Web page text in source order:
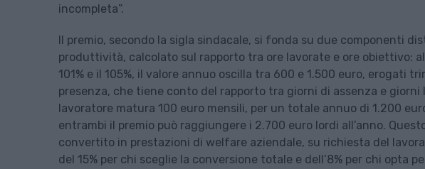
incompleta”.
Il premio, secondo la sigla sindacale, si fonda su due componenti
produttività, calcolato sul rapporto tra ore lavorate e ore obiettivo:
101% e il 105%, il valore annuo oscilla tra 600 e 1.500 euro, erogati
presenza, che tiene conto del rapporto tra giorni di assenza e giorni
lavoratore matura 100 euro mensili, per un totale annuo di 1.200
entrambi il premio può raggiungere i 2.700 euro lordi all’anno.
convertito in prestazioni di welfare aziendale, su richiesta del
del 15% per chi sceglie la conversione totale e dell’8% per chi opta